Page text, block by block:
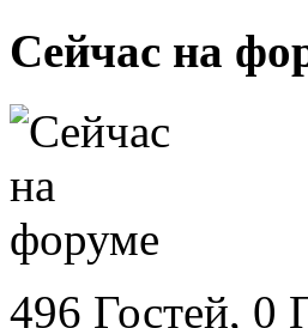
Сейчас на
496 Гостей, 0